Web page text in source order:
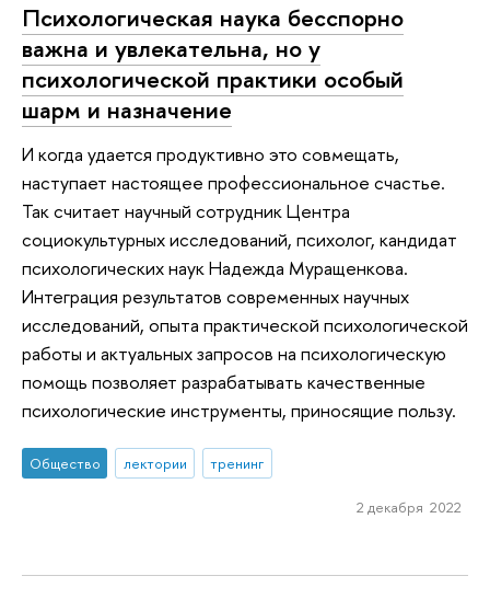
Психологическая наука бесспорно
важна и увлекательна, но у
психологической практики особый
шарм и назначение
И когда удается продуктивно это совмещать,
наступает настоящее профессиональное счастье.
Так считает научный сотрудник Центра
социокультурных исследований, психолог, кандидат
психологических наук Надежда Муращенкова.
Интеграция результатов современных научных
исследований, опыта практической психологической
работы и актуальных запросов на психологическую
помощь позволяет разрабатывать качественные
психологические инструменты, приносящие пользу.
Общество лектории тренинг
2 декабря 2022